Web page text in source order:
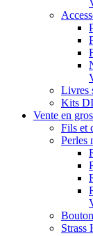
Livres
Kits
Vente en gros
Fils et
Perles
Strass